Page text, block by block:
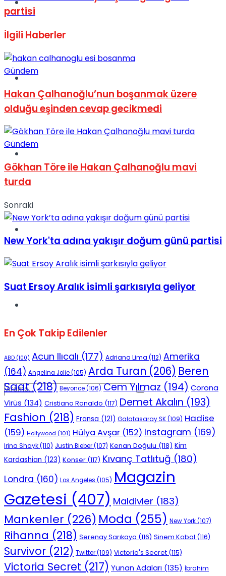
Sinema
No Result
View All Result
partisi
İlgili Haberler
Gündem
Hakan Çalhanoğlu’nun boşanmak üzere
olduğu eşinden cevap gecikmedi
Gündem
Gökhan Töre ile Hakan Çalhanoğlu mavi
turda
Sonraki
New York'ta adına yakışır doğum günü partisi
Suat Ersoy Aralık isimli şarkısıyla geliyor
En Çok Takip Edilenler
ABD (100) Acun Ilıcalı (177) Adriana Lima (112) Amerika
(164) Angelina Jolie(105) Arda Turan (206) Beren
Saat(218) Beyonce(106) Cem Yılmaz (194) Corona
Virüs (134) Cristiano Ronaldo (117) Demet Akalın (193)
Fashion (218) Fransa (121) Galatasaray SK(109) Hadise
(159) Hollywood (101) Hülya Avşar (152) Instagram (169)
Irina Shayk(110) Justin Bieber(107) Kenan Doğulu (118) Kim
Kardashian (123) Konser (117) Kıvanç Tatlıtuğ (180)
Londra (160) Los Angeles (105) Magazin
Gazetesi (407) Maldivler (183)
Mankenler (226) Moda (255) New York(107)
Rihanna (218) Serenay Sarıkaya (116) Sinem Kobal (116)
Survivor (212) Twitter(109) Victoria's Secret (115)
Victoria Secret (217) Yunan Adaları (135) İbrahim